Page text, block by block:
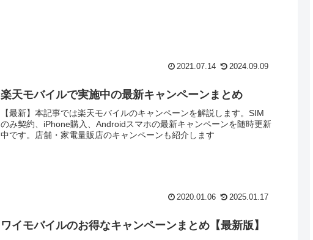
2021.07.14 2024.09.09
楽天モバイルで実施中の最新キャンペーンまとめ
【最新】本記事では楽天モバイルのキャンペーンを解説します。SIM
のみ契約、iPhone購入、Androidスマホの最新キャンペーンを随時更新
中です。店舗・家電量販店のキャンペーンも紹介します
2020.01.06 2025.01.17
ワイモバイルのお得なキャンペーンまとめ【最新版】